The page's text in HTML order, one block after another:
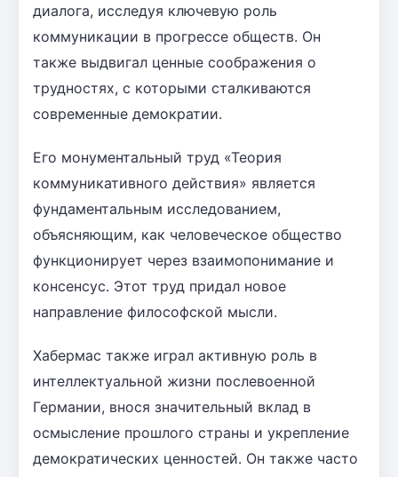
диалога, исследуя ключевую роль
коммуникации в прогрессе обществ. Он
также выдвигал ценные соображения о
трудностях, с которыми сталкиваются
современные демократии.
Его монументальный труд «Теория
коммуникативного действия» является
фундаментальным исследованием,
объясняющим, как человеческое общество
функционирует через взаимопонимание и
консенсус. Этот труд придал новое
направление философской мысли.
Хабермас также играл активную роль в
интеллектуальной жизни послевоенной
Германии, внося значительный вклад в
осмысление прошлого страны и укрепление
демократических ценностей. Он также часто